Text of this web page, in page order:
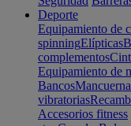
Deporte
Equipamiento de
spinningElípticas
complementos
Equipamiento de
Bancos
vibratorias
Accesorios fitness